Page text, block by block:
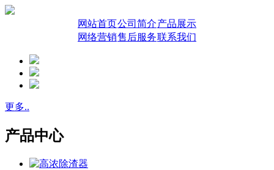
网站首页公司简介产品展示
网络营销售后服务联系我们
更多..
产品中心